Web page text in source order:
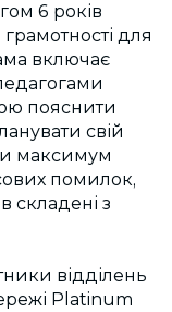
6 років
для
включає
пояснити
свій
максимум
помилок,
складені з
відділень
Platinum